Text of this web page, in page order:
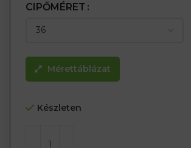
CIPŐMÉRET
Mérettáblázat
Készleten